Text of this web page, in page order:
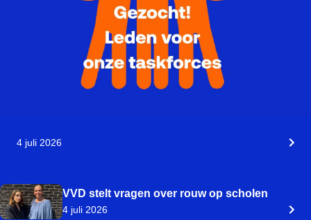
4 juli 2026
VVD stelt vragen over rouw op scholen
4 juli 2026